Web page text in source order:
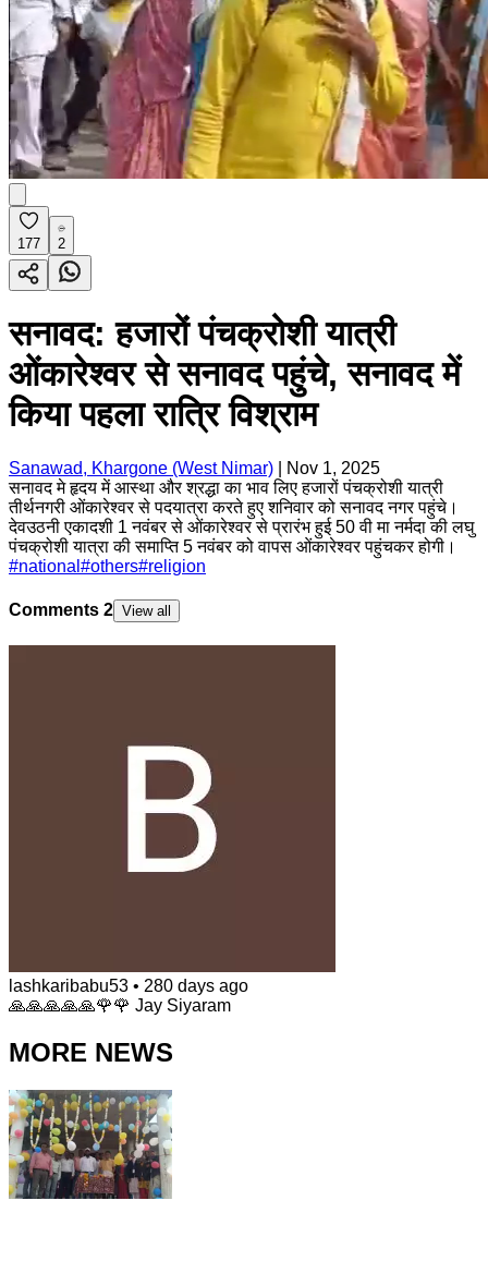
177 2
सनावद: हजारों पंचक्रोशी यात्री
ओंकारेश्वर से सनावद पहुंचे, सनावद में
किया पहला रात्रि विश्राम
Sanawad, Khargone (West Nimar)
Nov 1, 2025
सनावद मे हृदय में आस्था और श्रद्धा का भाव लिए हजारों पंचक्रोशी यात्री
तीर्थनगरी ओंकारेश्वर से पदयात्रा करते हुए शनिवार को सनावद नगर पहुंचे।
देवउठनी एकादशी 1 नवंबर से ओंकारेश्वर से प्रारंभ हुई 50 वी मा नर्मदा की लघु
पंचक्रोशी यात्रा की समाप्ति 5 नवंबर को वापस ओंकारेश्वर पहुंचकर होगी।
#national #others#religion
Comments 2 View all
lashkaribabu53 • 280 days ago
🙏🙏🙏🙏🙏🌹🌹 Jay Siyaram
MORE NEWS